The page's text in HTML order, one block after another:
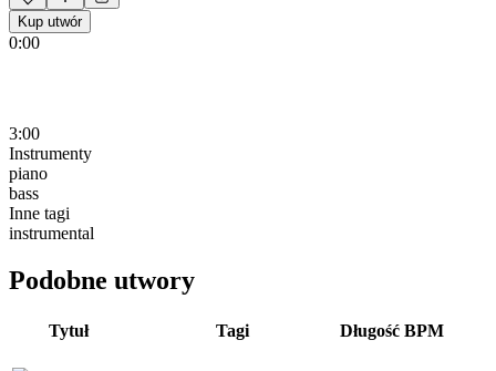
Kup utwór
0:00
3:00
Instrumenty
piano
bass
Inne tagi
instrumental
Podobne utwory
Tytuł Tagi Długość BPM